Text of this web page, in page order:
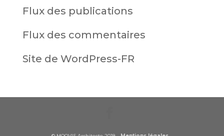
Flux des publications
Flux des commentaires
Site de WordPress-FR